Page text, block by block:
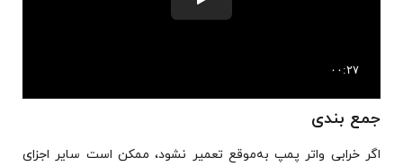
جمع بندی
اگر خرابی واتر پمپ به‌موقع تعمیر نشود، ممکن است سایر اجزای